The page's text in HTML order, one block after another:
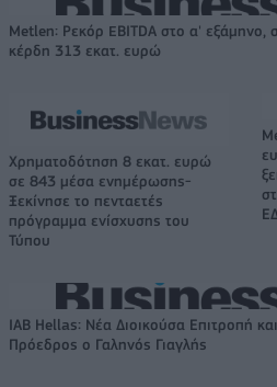
Metlen: Ρεκόρ EBITDA στο α'
κέρδη 313 εκατ. ευρώ
Χρηματοδότηση 8 εκατ. ευρώ
σε 843 μέσα ενημέρωσης-
Ξεκίνησε το πενταετές
πρόγραμμα ενίσχυσης του
Τύπου
IAB Hellas: Νέα Διοικούσα Επιτροπή
Πρόεδρος ο Γαληνός Γιαγλής